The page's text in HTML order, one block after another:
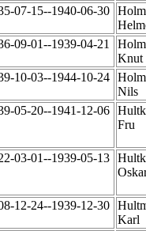
07-15--1940-06-30
09-01--1939-04-21
Knut
10-03--1944-10-24
Nils
05-20--1941-12-06
Fru
03-01--1939-05-13
12-24--1939-12-30
Karl